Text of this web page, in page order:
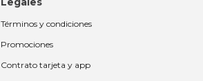
Términos y condiciones
Promociones
Contrato tarjeta y app